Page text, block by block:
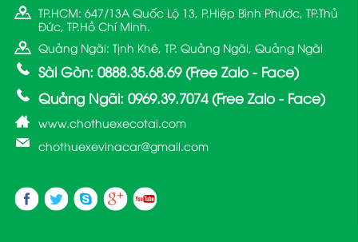
TP.HCM: 647/13A Quốc Lộ 13, P.Hiệp Bình Phước, TP.Thủ
Đức, TP.Hồ Chí Minh.
Quảng Ngãi: Tịnh Khê, TP. Quảng Ngãi, Quảng Ngãi
Sài Gòn: 0888.35.68.69 (Free Zalo - Face)
Quảng Ngãi: 0969.39.7074 (Free Zalo - Face)
www.chothuexecotai.com
chothuexevinacar@gmail.com